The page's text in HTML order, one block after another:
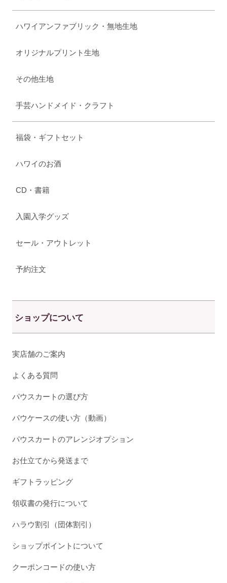
ハワイアンファブリック・無地生地
オリジナルプリント生地
その他生地
手芸ハンドメイド・クラフト
福袋・ギフトセット
ハワイのお酒
CD・書籍
入園入学グッズ
セール・アウトレット
予約注文
ショップについて
実店舗のご案内
よくある質問
パウスカートの選び方
パウケースの使い方（動画）
パウスカートのアレンジオプション
お仕立てから発送まで
ギフトラッピング
領収書の発行について
ハラウ割引（団体割引）
ショップポイントについて
クーポンコードの使い方